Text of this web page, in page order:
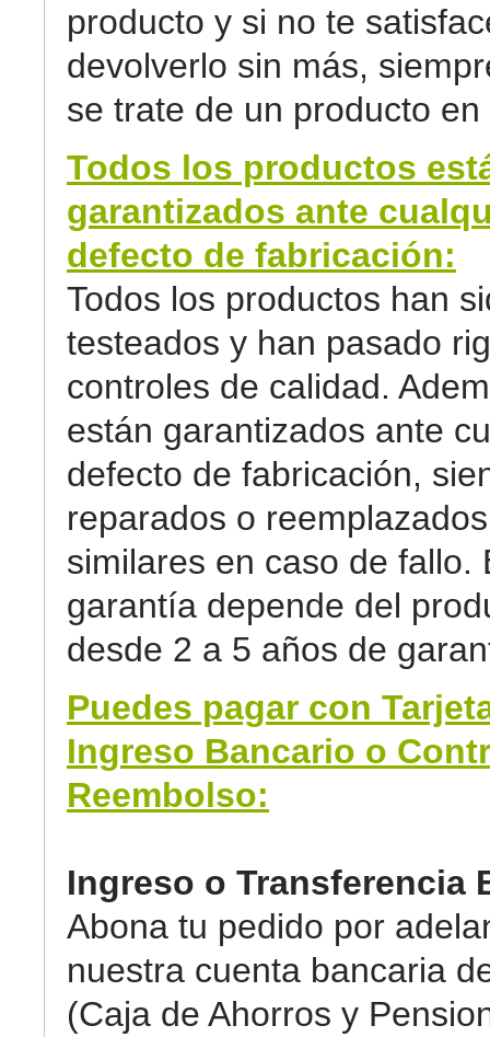
producto y si no te
devolverlo sin más,
se trate de un producto en
Todos los productos
garantizados ante
defecto de fabricación:
Todos los productos han
testeados y han pasado
controles de calidad.
están garantizados ante
defecto de fabricación,
reparados o
similares en caso de fallo.
garantía depende del
desde 2 a 5 años de
Puedes pagar con
Ingreso Bancario o
Reembolso:
Ingreso o Transferencia
Abona tu pedido por
nuestra cuenta bancaria
(Caja de Ahorros y